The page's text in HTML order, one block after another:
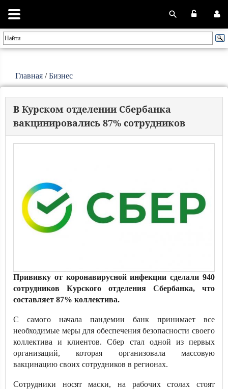
Главная /Бизнес
В Курском отделении Сбербанка
вакцинировались 87% сотрудников
Прививку от коронавирусной инфекции сделали 940
сотрудников Курского отделения Сбербанка, что
составляет 87% коллектива.
С самого начала пандемии банк принимает все
необходимые меры для обеспечения безопасности своего
коллектива и клиентов. Сбер стал одной из первых
организаций, которая организовала массовую
вакцинацию своих сотрудников в регионах.
Сотрудники носят маски, на рабочих столах стоят